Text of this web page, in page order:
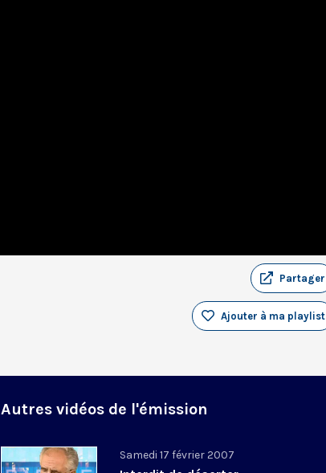
Partager
Ajouter à ma playlist
Autres vidéos de l'émission
Samedi 17 février 2007